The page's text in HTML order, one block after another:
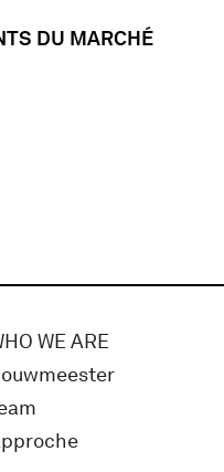
DU MARCHÉ
WE ARE